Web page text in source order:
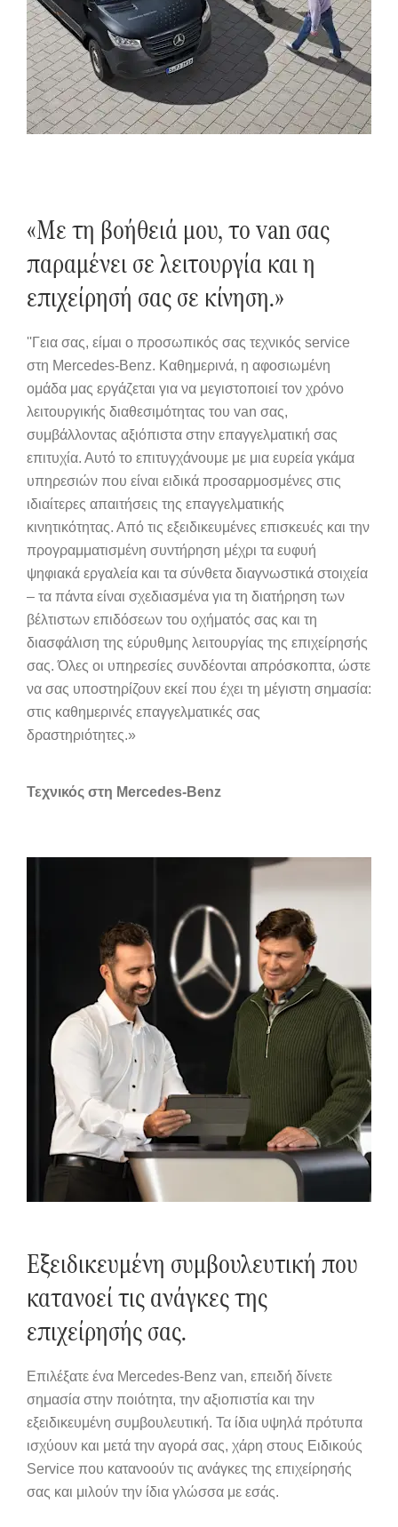
«Με τη βοήθειά μου, το van σας
παραμένει σε λειτουργία και η
επιχείρησή σας σε κίνηση.»
''Γεια σας, είμαι ο προσωπικός σας τεχνικός service
στη Mercedes-Benz. Καθημερινά, η αφοσιωμένη
ομάδα μας εργάζεται για να μεγιστοποιεί τον χρόνο
λειτουργικής διαθεσιμότητας του van σας,
συμβάλλοντας αξιόπιστα στην επαγγελματική σας
επιτυχία. Αυτό το επιτυγχάνουμε με μια ευρεία γκάμα
υπηρεσιών που είναι ειδικά προσαρμοσμένες στις
ιδιαίτερες απαιτήσεις της επαγγελματικής
κινητικότητας. Από τις εξειδικευμένες επισκευές και την
προγραμματισμένη συντήρηση μέχρι τα ευφυή
ψηφιακά εργαλεία και τα σύνθετα διαγνωστικά στοιχεία
– τα πάντα είναι σχεδιασμένα για τη διατήρηση των
βέλτιστων επιδόσεων του οχήματός σας και τη
διασφάλιση της εύρυθμης λειτουργίας της επιχείρησής
σας. Όλες οι υπηρεσίες συνδέονται απρόσκοπτα, ώστε
να σας υποστηρίζουν εκεί που έχει τη μέγιστη σημασία:
στις καθημερινές επαγγελματικές σας
δραστηριότητες.»
Τεχνικός στη Mercedes-Benz
Εξειδικευμένη συμβουλευτική που
κατανοεί τις ανάγκες της
επιχείρησής σας.
Επιλέξατε ένα Mercedes-Benz van, επειδή δίνετε
σημασία στην ποιότητα, την αξιοπιστία και την
εξειδικευμένη συμβουλευτική. Τα ίδια υψηλά πρότυπα
ισχύουν και μετά την αγορά σας, χάρη στους Ειδικούς
Service που κατανοούν τις ανάγκες της επιχείρησής
σας και μιλούν την ίδια γλώσσα με εσάς.